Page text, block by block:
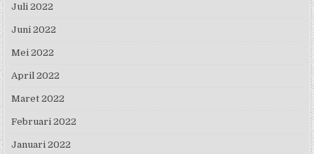
Juli 2022
Juni 2022
Mei 2022
April 2022
Maret 2022
Februari 2022
Januari 2022